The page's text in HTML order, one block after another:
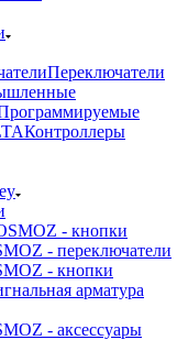
Переключатели
Контроллеры
- кнопки
- переключатели
- кнопки
арматура
- аксессуары